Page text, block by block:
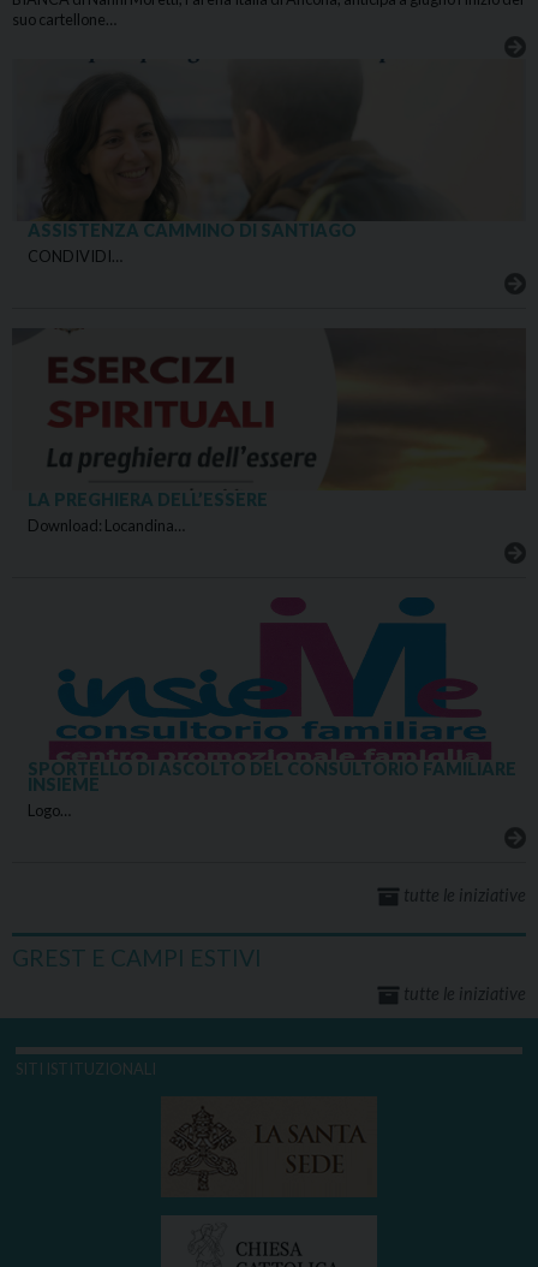
suo cartellone…
ASSISTENZA CAMMINO DI SANTIAGO
CONDIVIDI…
LA PREGHIERA DELL’ESSERE
Download: Locandina…
SPORTELLO DI ASCOLTO DEL CONSULTORIO FAMILIARE
INSIEME
Logo…
tutte le iniziative
GREST E CAMPI ESTIVI
tutte le iniziative
SITI ISTITUZIONALI